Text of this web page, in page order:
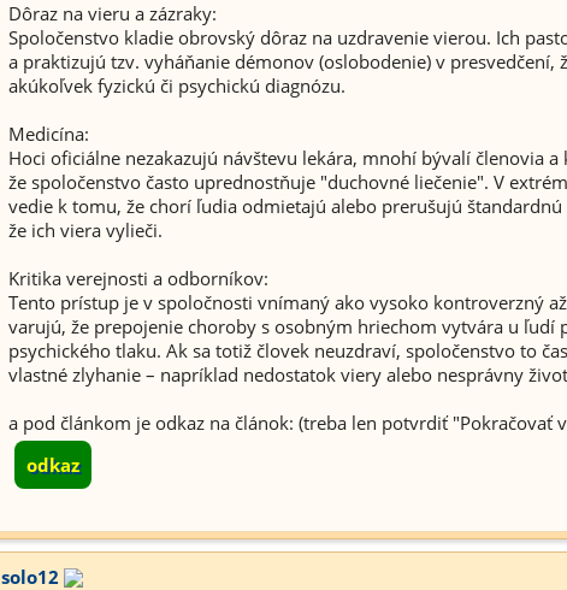
Dôraz na vieru a zázraky:
Spoločenstvo kladie obrovský dôraz na uzdravenie vierou. Ich
a praktizujú tzv. vyháňanie démonov (oslobodenie) v presvedčení,
akúkoľvek fyzickú či psychickú diagnózu.
Medicína:
Hoci oficiálne nezakazujú návštevu lekára, mnohí bývalí členovia
že spoločenstvo často uprednostňuje "duchovné liečenie". V
vedie k tomu, že chorí ľudia odmietajú alebo prerušujú
že ich viera vylieči.
Kritika verejnosti a odborníkov:
Tento prístup je v spoločnosti vnímaný ako vysoko kontroverzný
varujú, že prepojenie choroby s osobným hriechom vytvára u ľudí
psychického tlaku. Ak sa totiž človek neuzdraví, spoločenstvo to
vlastné zlyhanie – napríklad nedostatok viery alebo nesprávny
a pod článkom je odkaz na článok: (treba len potvrdiť "Pokračovať
odkaz
solo12